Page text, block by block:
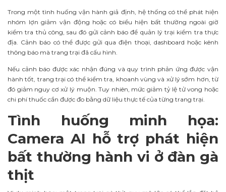
Trong một tình huống vận hành giả định, hệ thống có thể phát hiện
nhóm lợn giảm vận động hoặc có biểu hiện bất thường ngoài giờ
kiểm tra thủ công, sau đó gửi cảnh báo để quản lý trại kiểm tra thực
địa. Cảnh báo có thể được gửi qua điện thoại, dashboard hoặc kênh
thông báo mà trang trại đã cấu hình.
Nếu cảnh báo được xác nhận đúng và quy trình phản ứng được vận
hành tốt, trang trại có thể kiểm tra, khoanh vùng và xử lý sớm hơn, từ
đó giảm nguy cơ xử lý muộn. Tuy nhiên, mức giảm tỷ lệ tử vong hoặc
chi phí thuốc cần được đo bằng dữ liệu thực tế của từng trang trại.
Tình huống minh họa:
Camera AI hỗ trợ phát hiện
bất thường hành vi ở đàn gà
thịt